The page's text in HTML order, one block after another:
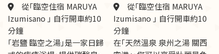
從「臨空住宿 MARUYA
Izumisano 」 自行開車約10
分鐘
「岩鹽 臨空之湯」是一家日歸
從「臨空住宿 MARUYA
Izumisano 」 自行開車約10
分鐘
在「天然溫泉 泉州之湯 關西